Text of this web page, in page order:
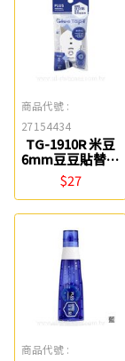
商品代號 :
27154434
TG-1910R 米豆
6mm豆豆貼替換
帶(54-716) PLUS
$27
商品代號 :